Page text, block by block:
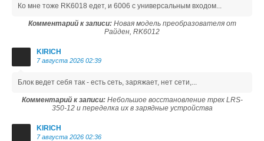
Ко мне тоже RK6018 едет, и 6006 с универсальным входом...
Комментарий к записи:Новая модель преобразователя от
Райден, RK6012
KIRICH
7 августа 2026 02:39
Блок ведет себя так - есть сеть, заряжает, нет сети,...
Комментарий к записи:Небольшое восстановление трех LRS-
350-12 и переделка их в зарядные устройства
KIRICH
7 августа 2026 02:36